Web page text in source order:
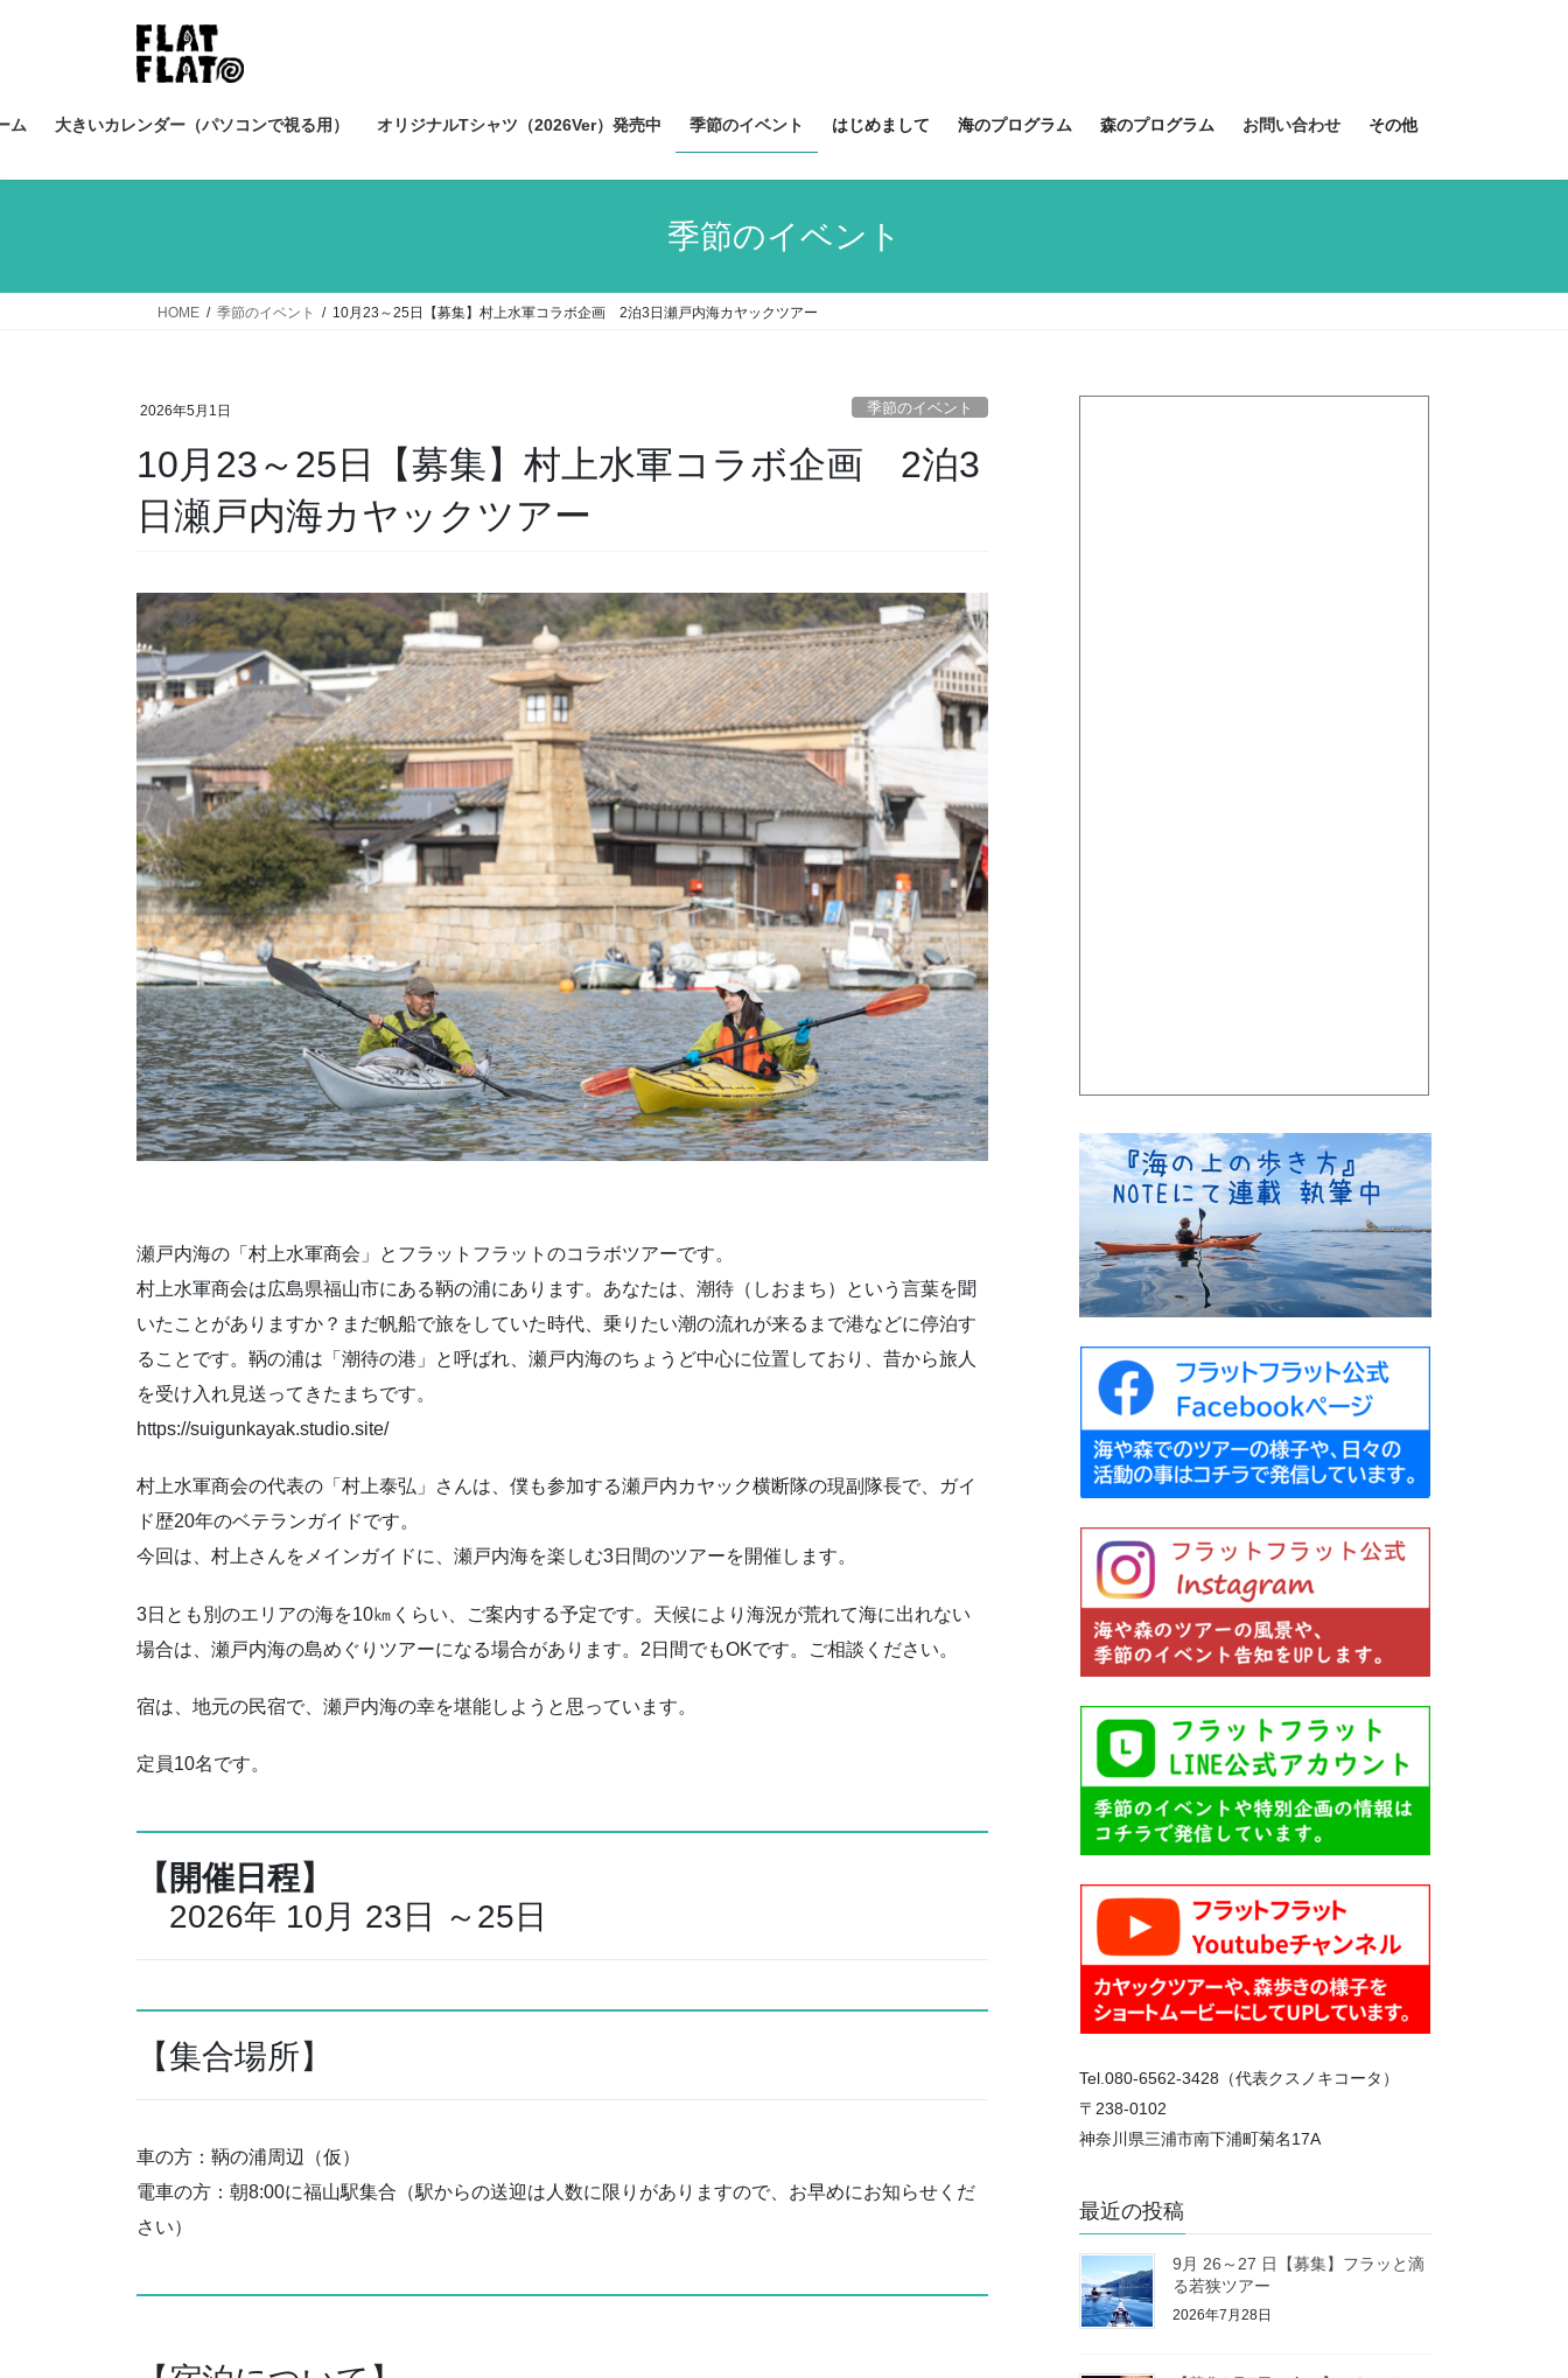
ツ
ス
シ
ン
ム 大きいカレンダー（パソコンで視る用） オリジナルTシャツ（2026Ver）発売中 季節のイベント はじめまして 海のプログラム 森のプログラム お問い合わせ その他
季節のイベント
HOME 季節のイベント 10月23～25日【募集】村上水軍コラボ企画 2泊3日瀬戸内海カヤックツアー
2026年5月1日 季節のイベント
10月23～25日【募集】村上水軍コラボ企画 2泊3
日瀬戸内海カヤックツアー
瀬戸内海の「村上水軍商会」とフラットフラットのコラボツアーです。
村上水軍商会は広島県福山市にある鞆の浦にあります。あなたは、潮待（しおまち）という言葉を聞
いたことがありますか？まだ帆船で旅をしていた時代、乗りたい潮の流れが来るまで港などに停泊す
ることです。鞆の浦は「潮待の港」と呼ばれ、瀬戸内海のちょうど中心に位置しており、昔から旅人
を受け入れ見送ってきたまちです。
https://suigunkayak.studio.site/
村上水軍商会の代表の「村上泰弘」さんは、僕も参加する瀬戸内カヤック横断隊の現副隊長で、ガイ
ド歴20年のベテランガイドです。
今回は、村上さんをメインガイドに、瀬戸内海を楽しむ3日間のツアーを開催します。
3日とも別のエリアの海を10㎞くらい、ご案内する予定です。天候により海況が荒れて海に出れない
場合は、瀬戸内海の島めぐりツアーになる場合があります。2日間でもOKです。ご相談ください。
宿は、地元の民宿で、瀬戸内海の幸を堪能しようと思っています。
定員10名です。
【開催日程】
2026年 10月 23日 ～25日
【集合場所】
車の方：鞆の浦周辺（仮）
電車の方：朝8:00に福山駅集合（駅からの送迎は人数に限りがありますので、お早めにお知らせくだ
さい）
Tel.080-6562-3428（代表クスノキコータ）
〒238-0102
神奈川県三浦市南下浦町菊名17A
最近の投稿
9月 26～27 日【募集】フラッと滴
る若狭ツアー
2026年7月28日